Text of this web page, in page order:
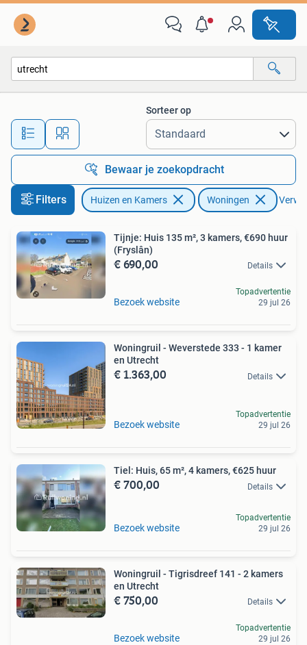
Alle afstanden…
Sorteer op
Bewaar je zoekopdracht
Filters Huizen en Kamers Woningen
Tijnje: Huis 135 m², 3 kamers, €690 huur
(Fryslân)
€ 690,00 Details
Bezoek website
Topadvertentie
29 jul 26
Woningruil - Weverstede 333 - 1 kamer
en Utrecht
€ 1.363,00 Details
Bezoek website
Topadvertentie
29 jul 26
Tiel: Huis, 65 m², 4 kamers, €625 huur
€ 700,00 Details
Bezoek website
Topadvertentie
29 jul 26
Woningruil - Tigrisdreef 141 - 2 kamers
en Utrecht
€ 750,00 Details
Bezoek website
Topadvertentie
29 jul 26